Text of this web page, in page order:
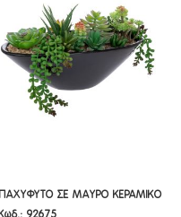
ΠΑΧΥΦΥΤΟ ΣΕ ΜΑΥΡΟ ΚΕΡΑΜΙΚΟ
ΠΑΧΥΦΥΤΟ ΣΕ ΜΑΥΡΟ ΚΕΡΑΜΙΚΟ
92675